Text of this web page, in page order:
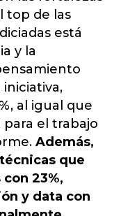
top de las
está
y la
iniciativa,
al igual que
el trabajo
Además,
que
23%,
y data con